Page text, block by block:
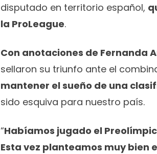
disputado en territorio español,
la ProLeague.
Con anotaciones de Fernanda
sellaron su triunfo ante el
mantener el sueño de una
sido esquiva para nuestro país.
“Habíamos jugado el
Esta vez planteamos muy bien